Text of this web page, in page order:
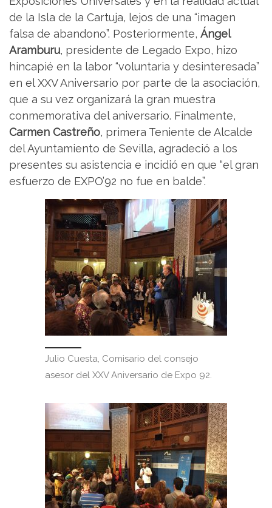
de la Isla de la Cartuja, lejos de una “imagen
falsa de abandono”. Posteriormente, Ángel
Aramburu, presidente de Legado Expo, hizo
hincapié en la labor “voluntaria y desinteresada”
en el XXV Aniversario por parte de la asociación,
que a su vez organizará la gran muestra
conmemorativa del aniversario. Finalmente,
Carmen Castreño, primera Teniente de Alcalde
del Ayuntamiento de Sevilla, agradeció a los
presentes su asistencia e incidió en que “el gran
esfuerzo de EXPO’92 no fue en balde”.
Julio Cuesta, Comisario del consejo
asesor del XXV Aniversario de Expo 92.